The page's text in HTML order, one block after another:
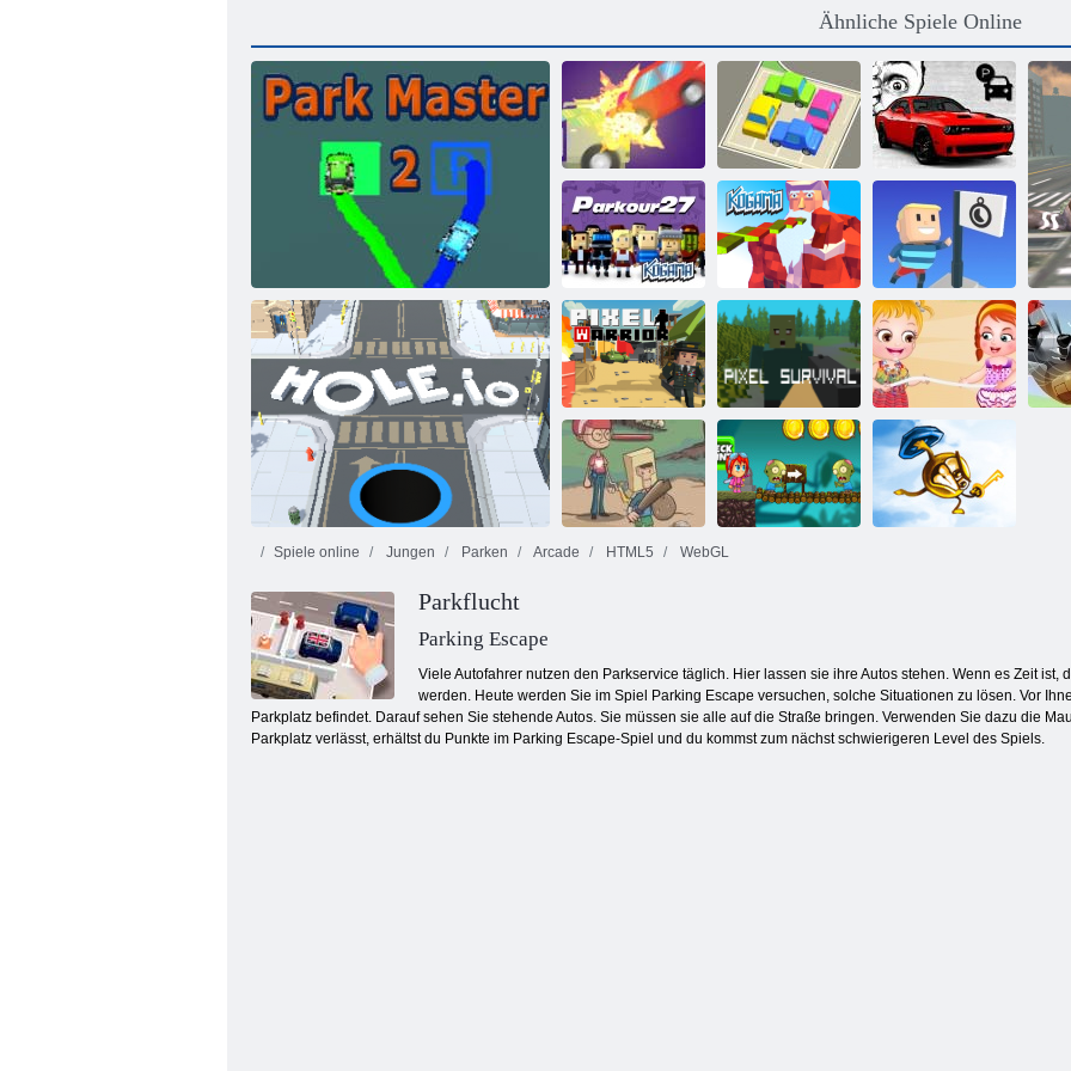
Ähnliche Spiele Online
Park Master 2
Lustiges Parken Stau online Büroparkplatz
Kogama:
Parkour 27
Kogama:
Weihnachtsparkour
Loch. io
Kogama: Erreich
die Flagge
Pixel -Krieger Pixelüberleben
Baby Hazel
Beach Party
Spiele online Jungen Parken Arcade HTML5 WebGL
Parkflucht
Parking Escape
Viele Autofahrer nutzen den Parkservice täglich. Hier lassen sie ihre Autos stehen. Wenn es Zeit
werden. Heute werden Sie im Spiel Parking Escape versuchen, solche Situationen zu lösen. Vor
Parkplatz befindet. Darauf sehen Sie stehende Autos. Sie müssen sie alle auf die Straße bringen. Verwenden Sie dazu die
Parkplatz verlässt, erhältst du Punkte im Parking Escape-Spiel und du kommst zum nächst schwierigeren Level des Spiels.